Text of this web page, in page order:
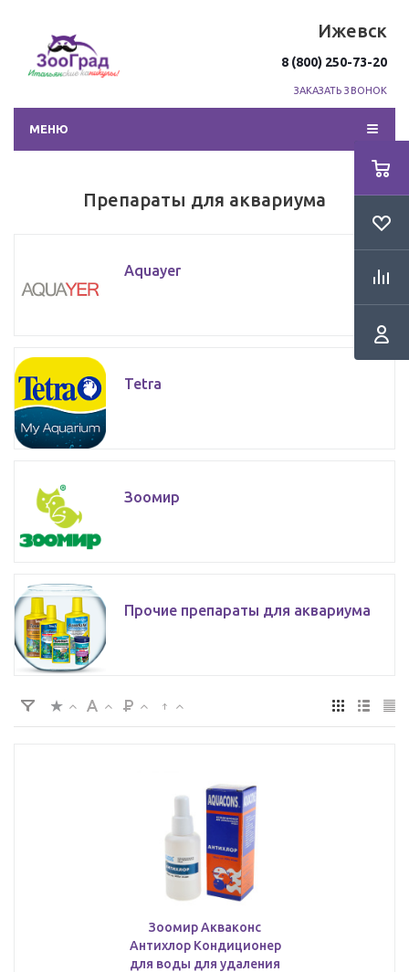
Ижевск
8 (800) 250-73-20
ЗАКАЗАТЬ ЗВОНОК
МЕНЮ
Препараты для аквариума
Aquayer
Tetra
Зоомир
Прочие препараты для аквариума
Зоомир Акваконс
Антихлор Кондиционер
для воды для удаления